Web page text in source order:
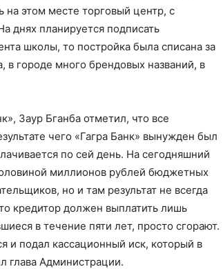
этом месте торговый центр, с
днях планируется подписать
школы, то постройка была списана за
в городе много брендовых названий, в
Заур Бганба отметил, что все
чего «Гагра Банк» вынужден был
по сей день. На сегодняшний
миллионов рублей бюджетных
но и там результат не всегда
кредитор должен выплатить лишь
в течение пяти лет, просто сгорают.
и подал кассационный иск, который в
глава Администрации.